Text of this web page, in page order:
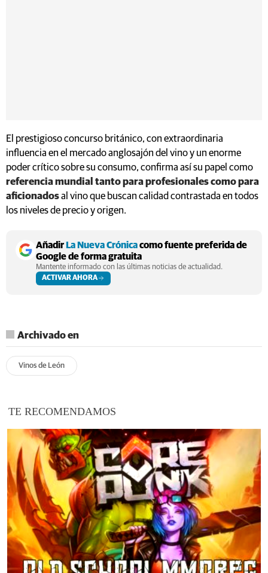
El prestigioso concurso británico, con extraordinaria
influencia en el mercado anglosajón del vino y un enorme
poder crítico sobre su consumo, confirma así su papel como
referencia mundial tanto para profesionales como para
aficionadosal vino que buscan calidad contrastada en todos
los niveles de precio y origen.
Añadir La Nueva Crónicacomo fuente preferida de
Google de forma gratuita
Mantente informado con las últimas noticias de actualidad.
ACTIVAR AHORA
Archivado en
Vinos de León
TE RECOMENDAMOS